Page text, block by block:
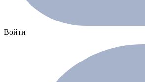
Войти